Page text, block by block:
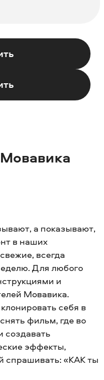
а показывают,
в наших
всегда
Для любого
и
Мовавика.
себя в
фильм, где во
создавать
эффекты,
спрашивать: «КАК ты